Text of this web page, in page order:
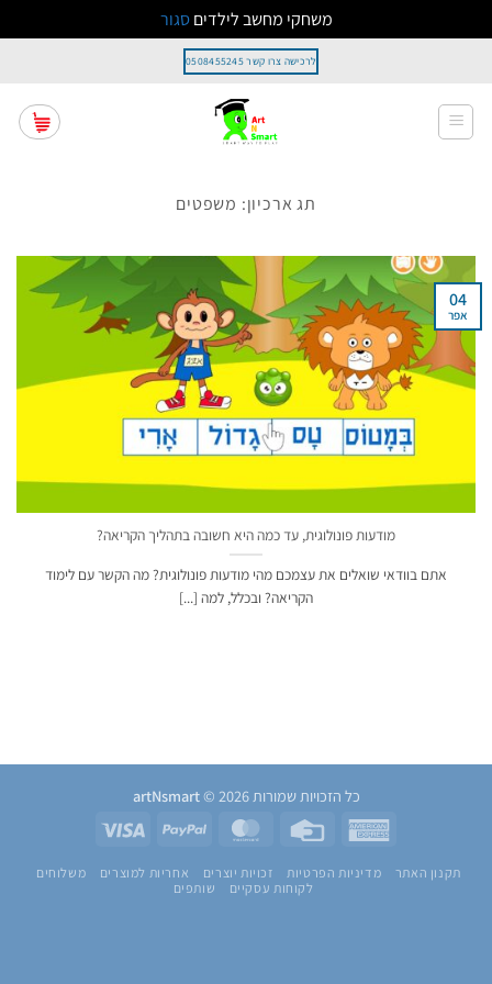
משחקי מחשב לילדיםסגור
content
לרכישה צרו קשר 0508455245
תג ארכיון: משפטים
מודעות פונולוגית, עד כמה היא חשובה בתהליך הקריאה?
אתם בוודאי שואלים את עצמכם מהי מודעות פונולוגית? מה הקשר עם לימוד
הקריאה? ובכלל, למה [...]
04
אפר
כל הזכויות שמורות 2026 ©
artNsmart
American
Credit
MasterCard
PayPal
תקנון האתר מדיניות הפרטיות זכויות יוצרים אחריות למוצרים
משלוחים
לקוחות עסקיים
שותפים